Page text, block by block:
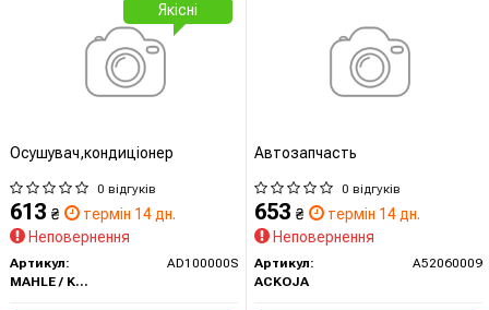
Осушувач,кондиціонер
0 відгуків
613 ₴
термін 14 дн.
Неповернення
Артикул:
AD100000S
MAHLE / KNECHT
Якісні
Автозапчасть
0 відгуків
653 ₴
термін 14 дн.
Неповернення
Артикул:
A52060009
ACKOJA